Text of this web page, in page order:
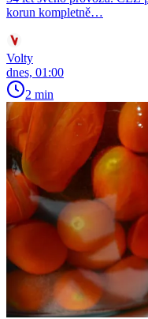
korun kompletně…
Volty
dnes, 01:00
2 min